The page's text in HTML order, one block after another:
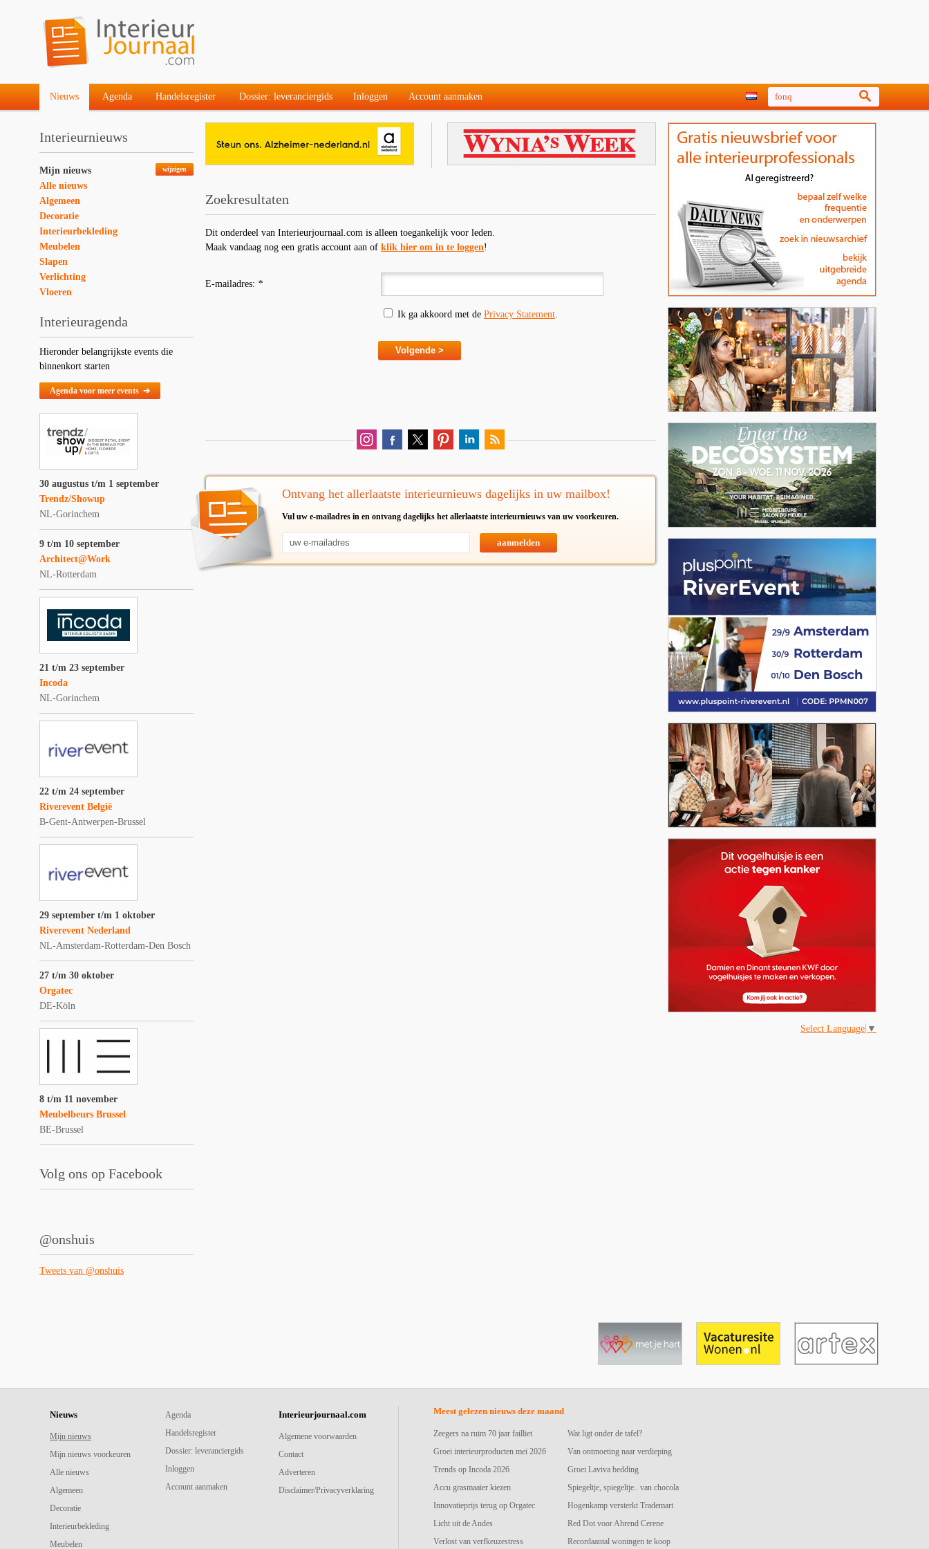
Nieuws Agenda Handelsregister Dossier: leveranciergids Inloggen Account aanmaken
Interieurnieuws
wijzigen
Mijn nieuws
Alle nieuws
Algemeen
Decoratie
Interieurbekleding
Meubelen
Slapen
Verlichting
Vloeren
Interieuragenda
Hieronder belangrijkste events die
binnenkort starten
Agenda voor meer events ➔
30 augustus t/m 1 september
Trendz/Showup
NL-Gorinchem
9 t/m 10 september
Architect@Work
NL-Rotterdam
21 t/m 23 september
Incoda
NL-Gorinchem
22 t/m 24 september
Riverevent België
B-Gent-Antwerpen-Brussel
29 september t/m 1 oktober
Riverevent Nederland
NL-Amsterdam-Rotterdam-Den Bosch
27 t/m 30 oktober
Orgatec
DE-Köln
8 t/m 11 november
Meubelbeurs Brussel
BE-Brussel
Volg ons op Facebook
@onshuis
Tweets van @onshuis
Zoekresultaten
Dit onderdeel van Interieurjournaal.com is alleen toegankelijk voor leden.
Maak vandaag nog een gratis account aan of klik hier om in te loggen!
E-mailadres: *
Ik ga akkoord met de Privacy Statement.
Ontvang het allerlaatste interieurnieuws dagelijks in uw mailbox!
Vul uw e-mailadres in en ontvang dagelijks het allerlaatste interieurnieuws van uw voorkeuren.
aanmelden
Select Language ▼
Nieuws
Mijn nieuws
Mijn nieuws voorkeuren
Alle nieuws
Algemeen
Decoratie
Interieurbekleding
Meubelen
Agenda
Handelsregister
Dossier: leveranciergids
Inloggen
Account aanmaken
Interieurjournaal.com
Algemene voorwaarden
Contact
Adverteren
Disclaimer/Privacyverklaring
Meest gelezen nieuws deze maand
Zeegers na ruim 70 jaar failliet
Groei interieurproducten mei 2026
Trends op Incoda 2026
Accu grasmaaier kiezen
Innovatieprijs terug op Orgatec
Licht uit de Andes
Verlost van verfkeuzestress
Wat ligt onder de tafel?
Van ontmoeting naar verdieping
Groei Laviva bedding
Spiegeltje, spiegeltje.. van chocola
Hogenkamp versterkt Trademart
Red Dot voor Ahrend Cerene
Recordaantal woningen te koop